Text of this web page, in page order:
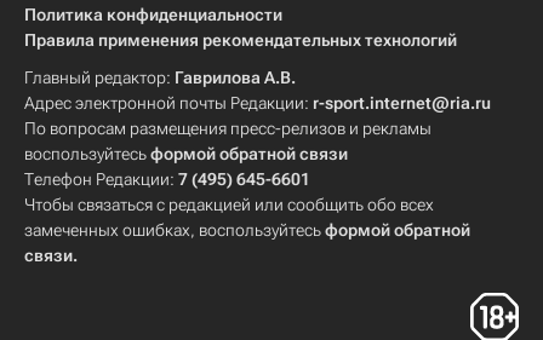
Политика конфиденциальности
Правила применения рекомендательных технологий
Главный редактор: Гаврилова А.В.
Адрес электронной почты Редакции: r-sport.internet@ria.ru
По вопросам размещения пресс-релизов и рекламы
воспользуйтесьформой обратной связи
Телефон Редакции: 7 (495) 645-6601
Чтобы связаться с редакцией или сообщить обо всех
замеченных ошибках, воспользуйтесьформой обратной
связи.